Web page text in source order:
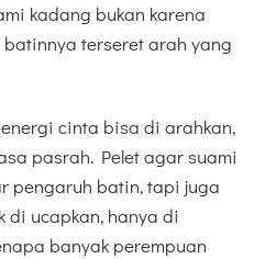
kadang bukan karena
terseret arah yang
cinta bisa di arahkan,
pasrah. Pelet agar suami
pengaruh batin, tapi juga
di ucapkan, hanya di
banyak perempuan